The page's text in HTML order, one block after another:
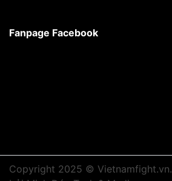
Fanpage Facebook
Copyright 2025 © Vietnamfight.vn.